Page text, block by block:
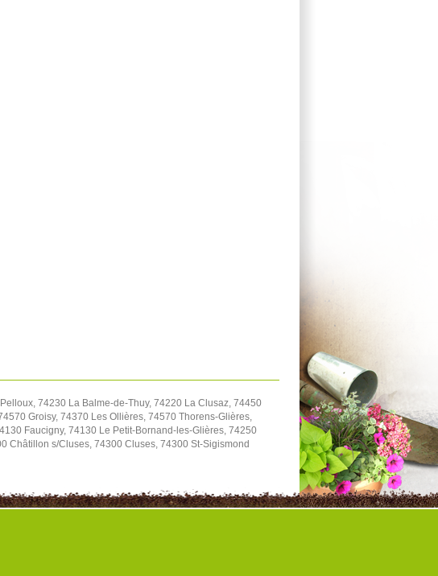
74230 La Balme-de-Thuy, 74220 La Clusaz, 74450
Groisy, 74370 Les Ollières, 74570 Thorens-Glières,
Faucigny, 74130 Le Petit-Bornand-les-Glières, 74250
Châtillon s/Cluses, 74300 Cluses, 74300 St-Sigismond